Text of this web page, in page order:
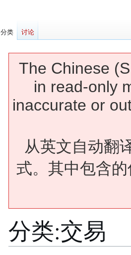
The Chinese
in read-only
inaccurate or
从英文自动翻
式。其中包含
分类:交易
分类 讨论